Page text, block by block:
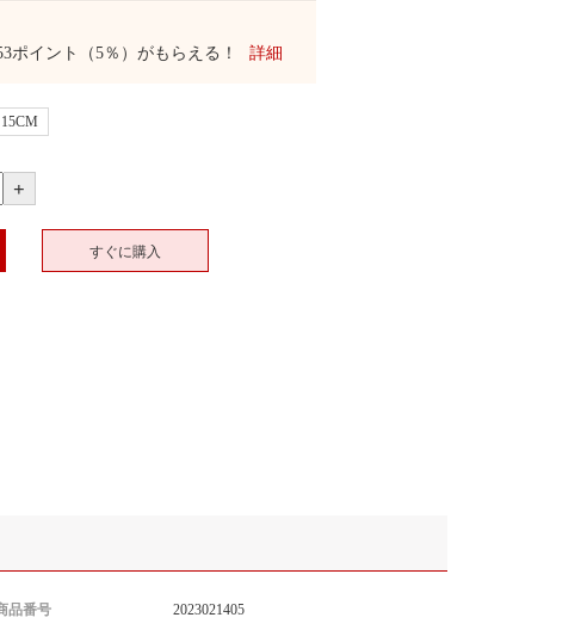
ポイント（5％）がもらえる！ 詳細
+
すぐに購入
品番号 2023021405